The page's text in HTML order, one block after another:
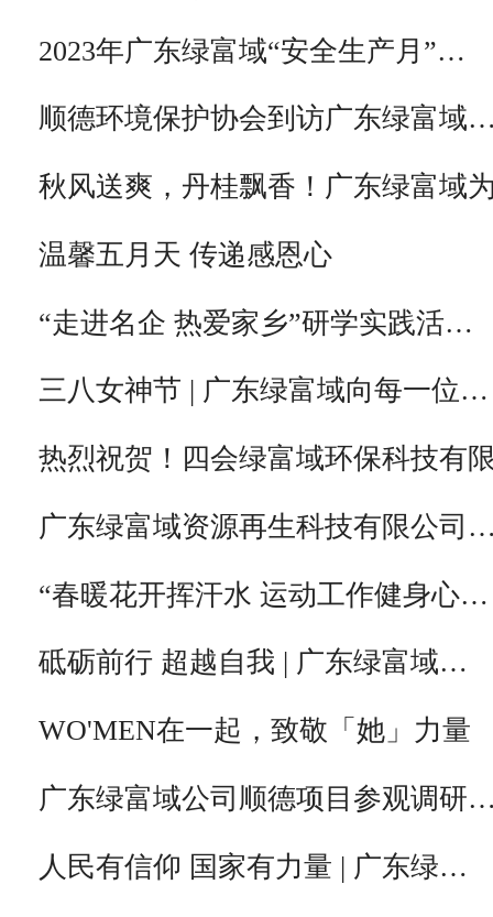
2023年广东绿富域“安全生产月”…
顺德环境保护协会到访广东绿富域
秋风送爽，丹桂飘香！广东绿富域
温馨五月天 传递感恩心
“走进名企 热爱家乡”研学实践活…
三八女神节 | 广东绿富域向每一位…
热烈祝贺！四会绿富域环保科技有
广东绿富域资源再生科技有限公司
“春暖花开挥汗水 运动工作健身心…
砥砺前行 超越自我 | 广东绿富域…
WO'MEN在一起，致敬「她」力量
广东绿富域公司顺德项目参观调研
人民有信仰 国家有力量 | 广东绿…